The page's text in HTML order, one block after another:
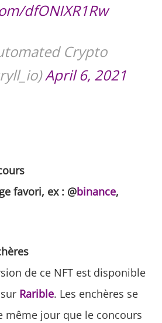
dfONIXR1Rw
Crypto
April 6, 2021
favori, ex : @binance,
de ce NFT est disponible
Rarible. Les enchères se
même jour que le concours